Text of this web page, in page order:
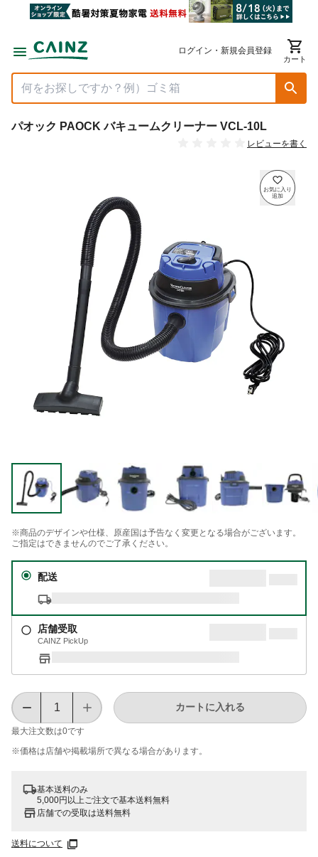
ログイン・新規会員登録
カート
パオック PAOCK バキュームクリーナー VCL-10L
レビューを書く
※商品のデザインや仕様、原産国は予告なく変更となる場合がございます。
ご指定はできませんのでご了承ください。
配送
店舗受取
CAINZ PickUp
最大注文数は0です
カートに入れる
※価格は​店舗や​掲載場所で​異なる​場合が​あります。
基本送料のみ
5,000円以上ご注文で基本送料無料
店舗での受取は送料無料
送料について